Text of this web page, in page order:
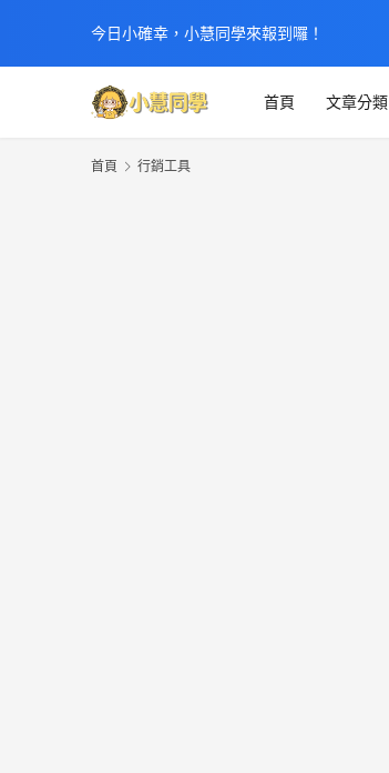
今日小確幸，小慧同學來報到囉！
首頁 文章分類
首頁 行銷工具